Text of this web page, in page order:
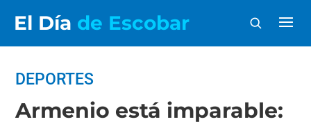
El Día de Escobar
DEPORTES
Armenio está imparable: